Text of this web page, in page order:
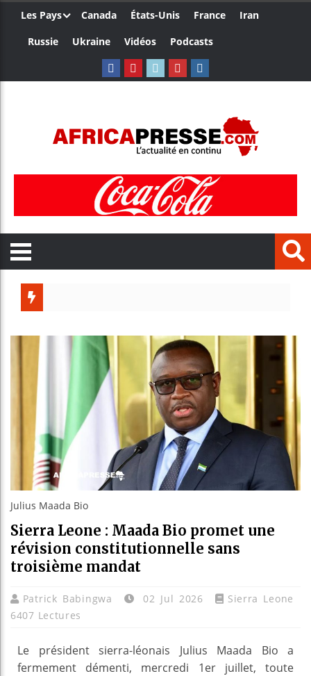
Les Pays Canada États-Unis France
Iran
Russie
Ukraine Vidéos Podcasts
Guinée
Bénin :
Julius Maada Bio
Sierra Leone : Maada Bio promet une
révision constitutionnelle sans
troisième mandat
Patrick Babingwa 02 Jul 2026
Sierra Leone
6407 Lectures
Le président sierra-léonais Julius Maada Bio a
fermement démenti, mercredi 1er juillet, toute